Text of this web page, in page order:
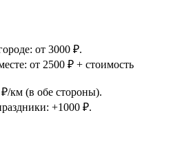
от 3000 ₽.
от 2500 ₽ + стоимость
км (в обе стороны).
+1000 ₽.